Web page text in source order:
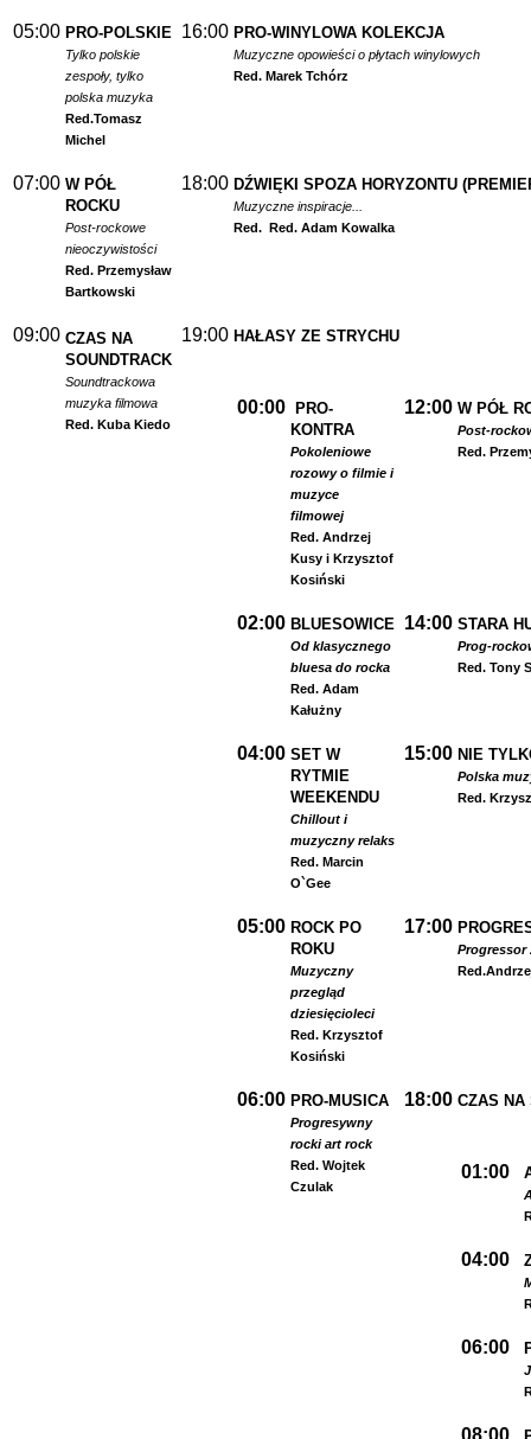
05:00 PRO-POLSKIE
Tylko polskie
zespoły, tylko
polska muzyka
Red.Tomasz
Michel
16:00 PRO-WINYLOWA KOLEKCJA
Muzyczne opowieści o płytach winylowych
Red. Marek Tchórz
07:00 W PÓŁ
ROCKU
Post-rockowe
nieoczywistości
Red. Przemysław
Bartkowski
18:00 DŹWIĘKI SPOZA HORYZONTU
Muzyczne inspiracje...
Red. Red. Adam Kowalka
09:00 CZAS NA
SOUNDTRACK
Soundtrackowa
muzyka filmowa
Red. Kuba Kiedo
19:00 HAŁASY ZE STRYCHU
00:00
PRO-
KONTRA
Pokoleniowe
rozowy o filmie i
muzyce
filmowej
Red. Andrzej
Kusy i Krzysztof
Kosiński
12:00 W PÓŁ
Post-
Red.
02:00 BLUESOWICE
Od klasycznego
bluesa do rocka
Red. Adam
Kałużny
14:00 STARA
Prog-
Red. Tony
04:00 SET W
RYTMIE
WEEKENDU
Chillout i
muzyczny relaks
Red. Marcin
O`Gee
15:00 NIE
Polska
Red.
05:00 ROCK PO
ROKU
Muzyczny
przegląd
dziesięcioleci
Red. Krzysztof
Kosiński
17:00
Progressor
Red.
06:00 PRO-MUSICA
Progresywny
rocki art rock
Red. Wojtek
Czulak
18:00 CZAS NA
01:00
04:00
06:00
08:00